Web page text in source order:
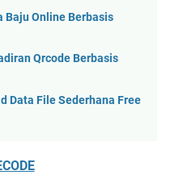
Baju Online Berbasis
Qrcode Berbasis
Data File Sederhana Free